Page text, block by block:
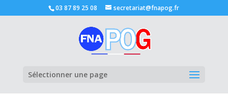
03 87 89 25 08 secretariat@fnapog.fr
Sélectionner une page